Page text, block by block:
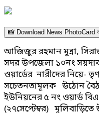
📸 Download News PhotoCard
আজিজুর রহমান মুন্না,
সদর উপজেলা ১০নং
ওয়ার্ডের নারীদের নিয়ে-
সচেতনতামূলক উঠােন
ইউনিয়নের ৫ নং ওয়ার্ড
(২৭সেপ্টেম্বর) মূলিবাড়িতে